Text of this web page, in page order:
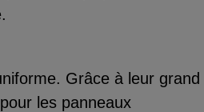
Grâce à leur grand
les panneaux